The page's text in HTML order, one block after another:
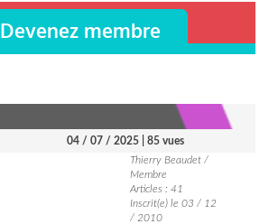
Devenez membre
04 / 07 / 2025 | 85 vues
Thierry Beaudet /
Membre
Articles : 41
Inscrit(e) le 03 / 12
/ 2010